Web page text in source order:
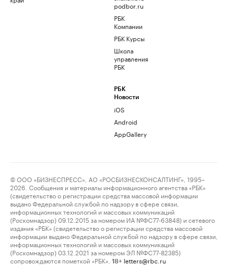
podbor.ru
РБК
Компании
РБК Курсы
Школа
управления
РБК
РБК
Новости
iOS
Android
AppGallery
© ООО «БИЗНЕСПРЕСС», АО «РОСБИЗНЕСКОНСАЛТИНГ», 1995–
2026. Сообщения и материалы информационного агентства «РБК»
(свидетельство о регистрации средства массовой информации
выдано Федеральной службой по надзору в сфере связи,
информационных технологий и массовых коммуникаций
(Роскомнадзор) 09.12.2015 за номером ИА №ФС77-63848) и сетевого
издания «РБК» (свидетельство о регистрации средства массовой
информации выдано Федеральной службой по надзору в сфере связи,
информационных технологий и массовых коммуникаций
(Роскомнадзор) 03.12.2021 за номером ЭЛ №ФС77-82385)
сопровождаются пометкой «РБК».
18+ letters@rbc.ru